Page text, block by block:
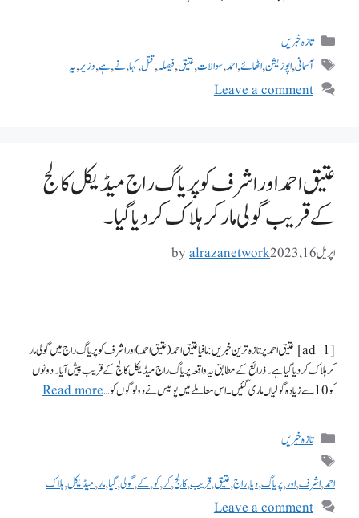
تازہ خبریں
آسمانی,اپوزیشن,اٹھائے,احمد,سوالات,عتیق,فیصلہ,قتل,کہا,نے,ہے,وزیر,یہ
Leave a comment
عتیق احمد اور اشرف کو پریاگ راج میڈیکل کالج
کے قریب گولی مار کر ہلاک کر دیا گیا۔
اپریل 16, 2023 byalrazanetwork
[ad_1] عتیق احمد پر تازہ ترین خبریں: مافیا عتیق احمد (عتیق احمد) اور اشرف کو پریاگ راج میں گولی مار
کر ہلاک کر دیا گیا ہے۔ ذرائع کے مطابق یہ واقعہ پریاگ راج میڈیکل کالج کے قریب پیش آیا۔ دونوں
کو 10 سے زیادہ گولیاں ماری گئیں۔ اس معاملے میں پولیس نے دو لوگوں کو …
Read more
تازہ خبریں
احمد,اشرف,اور,پریاگ,دیا,راج,عتیق,قریب,کالج,کر,کو,کے,گولی,گیا,مار,میڈیکل,ہلاک
Leave a comment